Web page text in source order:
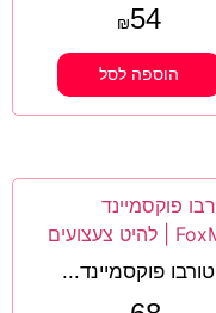
₪54
הוספה לסל
טורבו פוקסמיינד...